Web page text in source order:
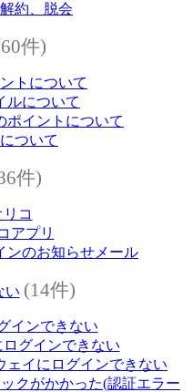
約、脱会
件)
トについて
ルについて
ポイントについて
ついて
件)
リコ
アプリ
ンのお知らせメール
い (14件)
インできない
グインできない
ェイにログインできない
クがかかった(認証エラー